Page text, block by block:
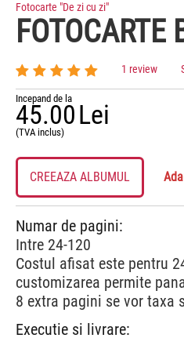
Fotocarte "De zi cu zi"
FOTOCARTE
1 review
Incepand de la
45.00Lei
(TVA inclus)
CREEAZA ALBUMUL
Numar de pagini:
Intre 24-120
Costul afisat este pentru
customizarea permite
8 extra pagini se vor taxa
Executie si livrare: